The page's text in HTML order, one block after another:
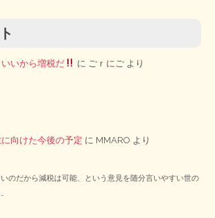
いいから増税だ に ごｒにご より
向けた今後の予定 に MMARO より
のだから減税は可能、という意見を随分言いやすい世の